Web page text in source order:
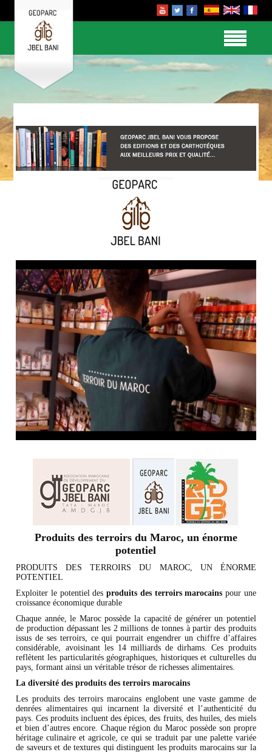
Produits des terroirs du Maroc, un énorme
potentiel
PRODUITS DES TERROIRS DU MAROC, UN ÉNORME
POTENTIEL
Exploiter le potentiel desproduits des terroirs marocains pour une
croissance économique durable
Chaque année, le Maroc possède la capacité de générer un potentiel
de production dépassant les 2 millions de tonnes à partir des produits
issus de ses terroirs, ce qui pourrait engendrer un chiffre d’affaires
considérable, avoisinant les 14 milliards de dirhams. Ces produits
reflètent les particularités géographiques, historiques et culturelles du
pays, formant ainsi un véritable trésor de richesses alimentaires.
La diversité des produits des terroirs marocains
Les produits des terroirs marocains englobent une vaste gamme de
denrées alimentaires qui incarnent la diversité et l’authenticité du
pays. Ces produits incluent des épices, des fruits, des huiles, des miels
et bien d’autres encore. Chaque région du Maroc possède son propre
héritage culinaire et agricole, ce qui se traduit par une palette variée
de saveurs et de textures qui distinguent les produits marocains sur la